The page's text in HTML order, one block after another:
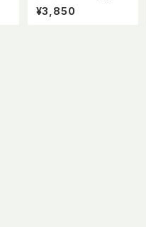
キット クリスタルフラ
ワー 布花 ドレスサ
¥3,850